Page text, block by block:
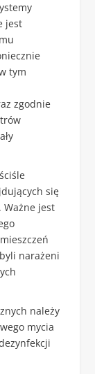
jest
tym
zgodnie
się
Ważne jest
narażeni
należy
mycia